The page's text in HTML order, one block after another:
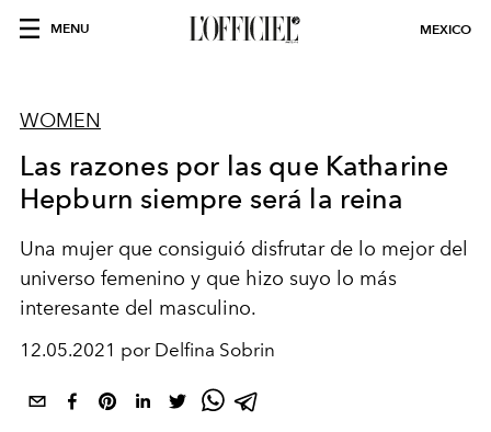
MENU MEXICO
WOMEN
Las razones por las que Katharine
Hepburn siempre será la reina
Una mujer que consiguió disfrutar de lo mejor del
universo femenino y que hizo suyo lo más
interesante del masculino.
12.05.2021 por Delfina Sobrin